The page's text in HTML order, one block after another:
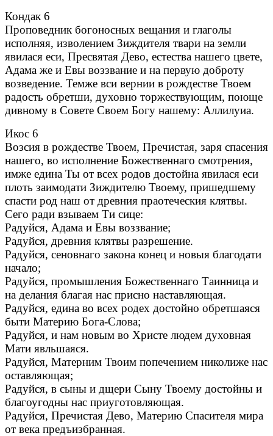
Кондак 6
Проповедник богоносных вещания и глаголы
исполняя, изволением Зиждителя твари на земли
явилася еси, Пресвятая Дево, естества нашего цвете,
Адама же и Евы воззвание и на первую доброту
возведение. Темже вси вернии в рождестве Твоем
радость обретши, духовно торжествующим, поюще
дивному в Совете Своем Богу нашему: Аллилуиа.
Икос 6
Возсия в рождестве Твоем, Пречистая, заря спасения
нашего, во исполнение Божественнаго смотрения,
имже едина Ты от всех родов достойна явилася еси
плоть заимодати Зиждителю Твоему, пришедшему
спасти род наш от древния праотеческия клятвы.
Сего ради взываем Ти сице:
Радуйся, Адама и Евы воззвание;
Радуйся, древния клятвы разрешение.
Радуйся, сеновнаго закона конец и новыя благодати
начало;
Радуйся, промышления Божественнаго Таинница и
на делания благая нас присно наставляющая.
Радуйся, едина во всех родех достойно обретшаяся
быти Материю Бога-Слова;
Радуйся, и нам новым во Христе людем духовная
Мати явльшаяся.
Радуйся, Матерним Твоим попечением николиже нас
оставляющая;
Радуйся, в сыны и дщери Сыну Твоему достойны и
благоугодны нас приуготовляющая.
Радуйся, Пречистая Дево, Материю Спасителя мира
от века предъизбранная.